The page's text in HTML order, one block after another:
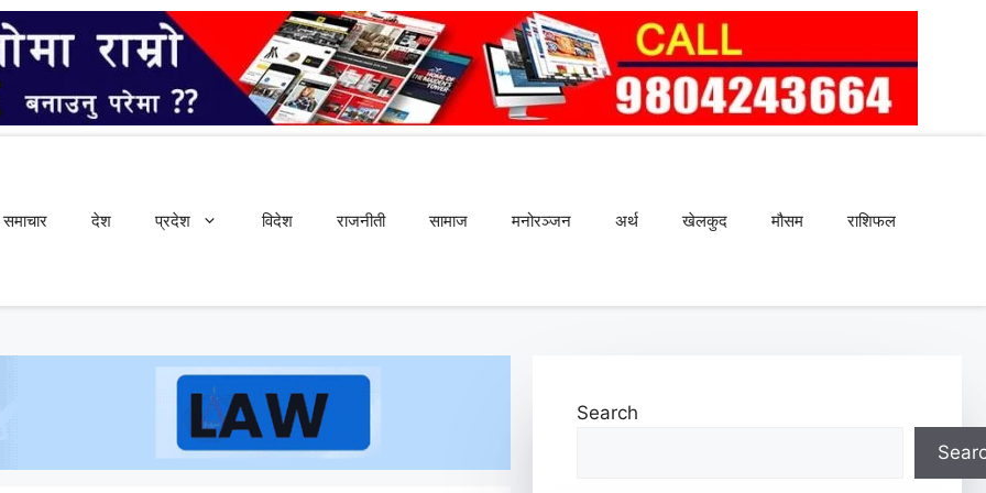
समाचार देश प्रदेश विदेश राजनीती सामाज मनोरञ्जन अर्थ खेलकुद मौसम राशिफल
Search